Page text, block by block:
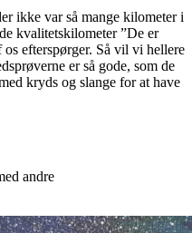
ikke var så mange kilometer i
kvalitetskilometer ”De er
efterspørger. Så vil vi hellere
er så gode, som de
kryds og slange for at have
andre